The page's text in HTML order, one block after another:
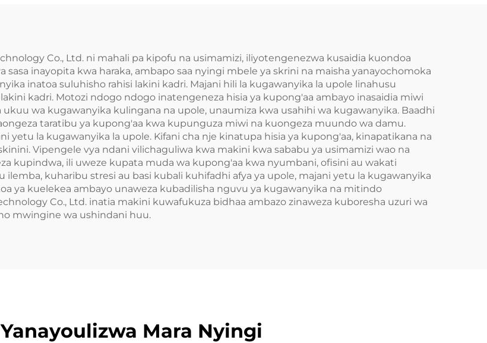
Co., Ltd. ni mahali pa kipofu na usimamizi, iliyotengenezwa kusaidia kuondoa
inayopita kwa haraka, ambapo saa nyingi mbele ya skrini na maisha yanayochomoka
inatoa suluhisho rahisi lakini kadri. Majani hili la kugawanyika la upole linahusu
kadri. Motozi ndogo ndogo inatengeneza hisia ya kupong'aa ambayo inasaidia miwi
wa kugawanyika kulingana na upole, unaumiza kwa usahihi wa kugawanyika. Baadhi
taratibu ya kupong'aa kwa kupunguza miwi na kuongeza muundo wa damu.
yetu la kugawanyika la upole. Kifani cha nje kinatupa hisia ya kupong'aa, kinapatikana na
Vipengele vya ndani vilichaguliwa kwa makini kwa sababu ya usimamizi wao na
kupindwa, ili uweze kupata muda wa kupong'aa kwa nyumbani, ofisini au wakati
ilemba, kuharibu stresi au basi kubali kuhifadhi afya ya upole, majani yetu la kugawanyika
ya kuelekea ambayo unaweza kubadilisha nguvu ya kugawanyika na mitindo
Co., Ltd. inatia makini kuwafukuza bidhaa ambazo zinaweza kuboresha uzuri wa
mwingine wa ushindani huu.
Mara Nyingi